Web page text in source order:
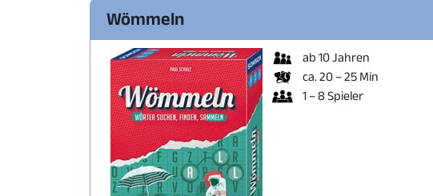
Wömmeln
ab 10 Jahren
ca. 20 – 25 Min
1 – 8 Spieler